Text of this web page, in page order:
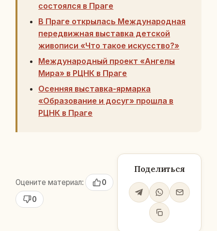
состоялся в Праге
В Праге открылась Международная
передвижная выставка детской
живописи «Что такое искусство?»
Международный проект «Ангелы
Мира» в РЦНК в Праге
Осенняя выставка-ярмарка
«Образование и досуг» прошла в
РЦНК в Праге
Оцените материал:
0
0
Поделиться